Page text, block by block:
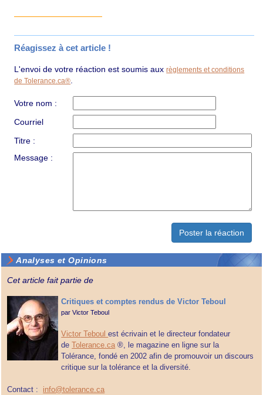
Réagissez à cet article !
L'envoi de votre réaction est soumis auxrèglements et conditions
de Tolerance.ca®.
Votre nom :
Courriel
Titre :
Message :
Analyses et Opinions
Cet article fait partie de
Critiques et comptes rendus de Victor Teboul
parVictor Teboul
Victor Teboulest écrivain et le directeur fondateur
deTolerance.ca ®, le magazine en ligne sur la
Tolérance, fondé en 2002 afin de promouvoir un discours
critique sur la tolérance et la diversité.
Contact : info@tolerance.ca